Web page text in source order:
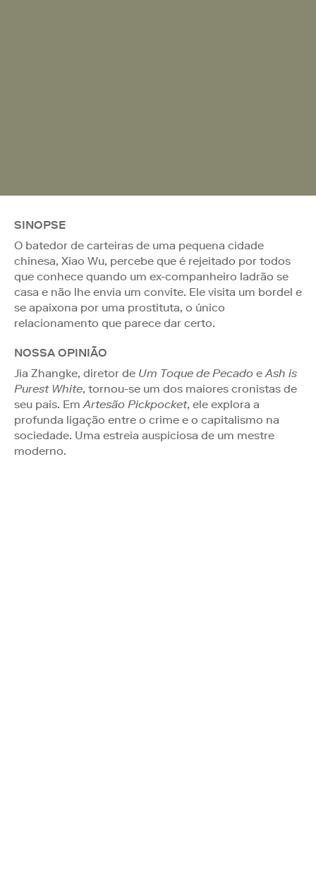
SINOPSE
O batedor de carteiras de uma pequena cidade
chinesa, Xiao Wu, percebe que é rejeitado por todos
que conhece quando um ex-companheiro ladrão se
casa e não lhe envia um convite. Ele visita um bordel e
se apaixona por uma prostituta, o único
relacionamento que parece dar certo.
NOSSA OPINIÃO
Jia Zhangke, diretor de Um Toque de Pecado eAsh is
Purest White, tornou-se um dos maiores cronistas de
seu país. EmArtesão Pickpocket, ele explora a
profunda ligação entre o crime e o capitalismo na
sociedade. Uma estreia auspiciosa de um mestre
moderno.